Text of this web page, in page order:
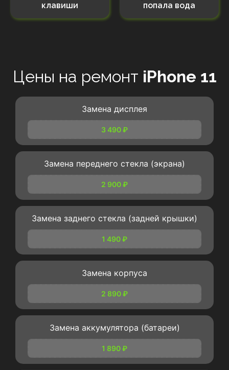
клавиши
попала вода
Цены на ремонт iPhone 11
Замена дисплея
3 490 ₽
Замена переднего стекла (экрана)
2 900 ₽
Замена заднего стекла (задней крышки)
1 490 ₽
Замена корпуса
2 890 ₽
Замена аккумулятора (батареи)
1 890 ₽